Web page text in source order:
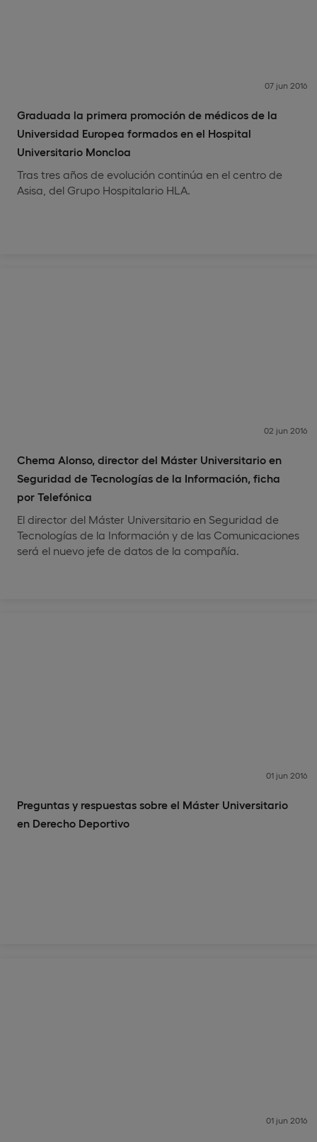
Graduada la primera promoción de médicos de la
Universidad Europea formados en el Hospital
Universitario Moncloa
07 jun 2016
Tras tres años de evolución continúa en el centro de
Asisa, del Grupo Hospitalario HLA.
Chema Alonso, director del Máster Universitario en
Seguridad de Tecnologías de la Información, ficha
por Telefónica
02 jun 2016
El director del Máster Universitario en Seguridad de
Tecnologías de la Información y de las Comunicaciones
será el nuevo jefe de datos de la compañía.
Preguntas y respuestas sobre el Máster Universitario
en Derecho Deportivo
01 jun 2016
01 jun 2016